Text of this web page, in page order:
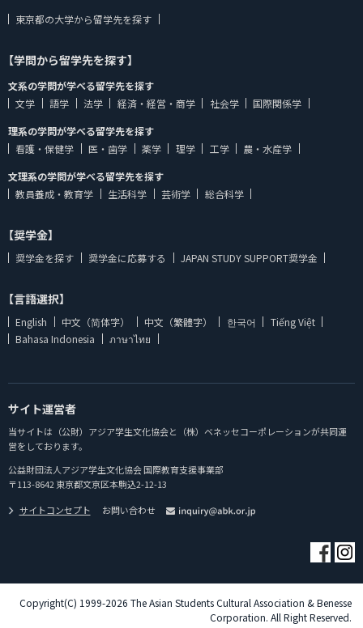
東京都の大学から留学先を探す
【学問から留学先を探す】
文系の学問が学べる留学先を探す
文学
語学 法学 経済・経営・商学 社会学
国際関係学
理系の学問が学べる留学先を探す
看護・保健学
医・歯学 薬学 理学 工学
農・水産学
文理系の学問が学べる留学先を探す
教員養成・教育学
生活科学 芸術学 総合科学
【奨学金】
奨学金を探す 奨学金に応募する JAPAN STUDY SUPPORT奨学金
【言語選択】
English 中文（简体字） 中文（繁體字） 한국어
Tiếng Việt
Bahasa Indonesia
ภาษาไทย
サイト運営者
当サイトは（公財）アジア学生文化協会と（株）ベネッセコーポレーションが共同運
営をしております。
公益財団法人アジア学生文化協会 国際教育支援事業部
〒113-8642 東京都文京区本駒込2-12-13
サイトコンセプト
お問い合わせ
Copyright(C) 1999-2026 The Asian Students Cultural Association & Benesse
Corporation. All Right Reserved.